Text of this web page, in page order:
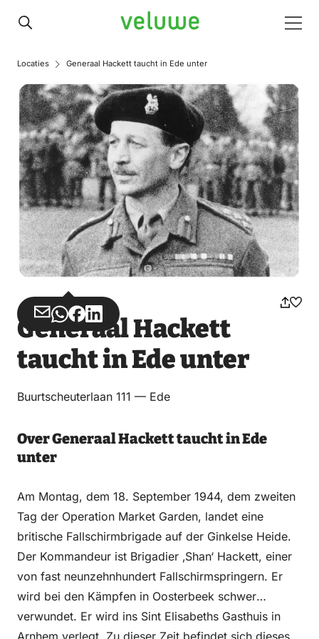
Veluwe
Locaties Generaal Hackett taucht in Ede unter
Teilen
über
Email
Teilen
über
WhatsApp
Teilen
auf
Facebook
Teilen
auf
LinkedIn
Generaal Hackett
taucht in Ede unter
Buurtscheuterlaan 111 — Ede
Over Generaal Hackett taucht in Ede
unter
Am Montag, dem 18. September 1944, dem zweiten
Tag der Operation Market Garden, landet eine
britische Fallschirmbrigade auf der Ginkelse Heide.
Der Kommandeur ist Brigadier ‚Shan‘ Hackett, einer
von fast neunzehnhundert Fallschirmspringern. Er
wird bei den Kämpfen in Oosterbeek schwer
verwundet. Er wird ins Sint Elisabeths Gasthuis in
Arnhem verlegt. Zu dieser Zeit befindet sich dieses